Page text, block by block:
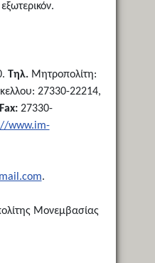
Τηλ.Μητροπολίτη:
27330-22214,
Fax:27330-
www.im-
.
Μονεμβασίας